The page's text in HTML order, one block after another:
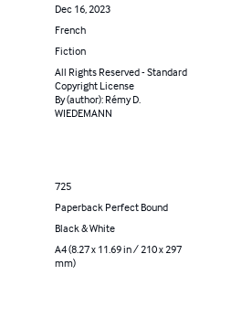
Dec 16, 2023
French
Fiction
All Rights Reserved - Standard
Copyright License
By (author): Rémy D.
WIEDEMANN
725
Paperback Perfect Bound
Black & White
A4 (8.27 x 11.69 in / 210 x 297
mm)